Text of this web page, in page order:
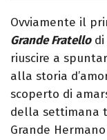
Ovviamente il
Grande Fratello di
riuscire a
alla storia
scoperto di
della settimana
Grande